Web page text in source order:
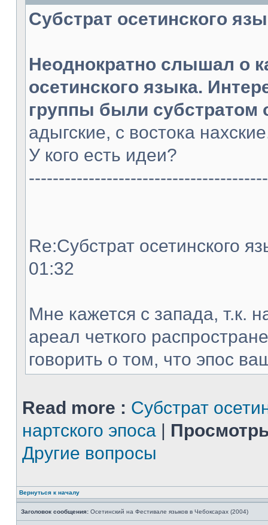
Субстрат осетинского
Неоднократно слышал о
осетинского языка.
группы были субстратом
адыгские, с востока
У кого есть идеи?
Re:Субстрат осетинского
01:32
Мне кажется с запада, т.к.
ареал четкого
говорить о том, что эпос
Read more : Субстрат
нартского эпоса |
Другие вопросы
Вернуться к началу
Заголовок сообщения: Осетинский на Фестивале языков в Чебоксарах (2004)